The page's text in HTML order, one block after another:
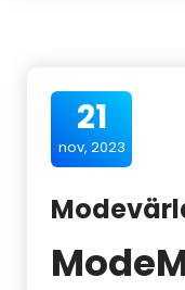
21
nov, 2023